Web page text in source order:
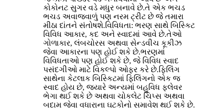
કોકોનટ સુગર વડે મધુર બનાવે છે.તે એક ભચડ
ભચડ અવાજવાળું પણ નરમ ટ્રીટ છે જે તમારા
મીઠા દાંતને સંતોષશે.વિવિધતા: ભરણ સાથે બિસ્કિટ
વિવિધ આકાર, કદ અને સ્વાદમાં આવે છે.તેઓ
ગોળાકાર, લંબચોરસ અથવા સેન્ડવીચ કૂકીઝ
જેવા આકારના પણ હોઈ શકે છે.ભરણમાં
વિવિધતાઓ પણ હોઈ શકે છે, જે વિવિધ સ્વાદ
પસંદગીઓ માટે વિકલ્પો ઓફર કરે છે.ફિલિંગ
સાથેના કેટલાક બિસ્કિટમાં ફિલિંગનો એક જ
સ્વાદ હોય છે, જ્યારે અન્યમાં બહુવિધ ફ્લેવર
ભેગા થઈ શકે છે અથવા ચોકલેટ ચિપ્સ અથવા
બદામ જેવા વધારાના ઘટકોનો સમાવેશ થઈ શકે છે.